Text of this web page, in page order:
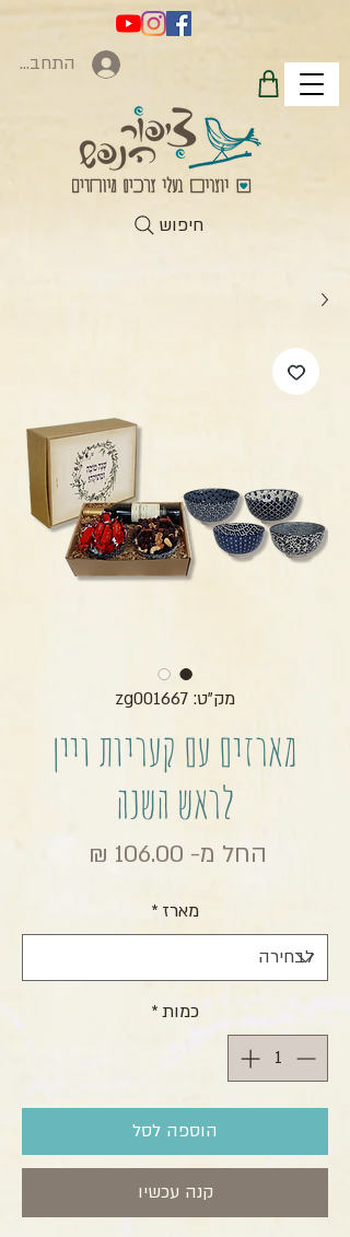
התחברות
חיפוש
מק"ט: zg001667
מארזים עם קעריות ויין
לראש השנה
החל מ- 106.00 ₪
מארז *
כמות*
הוספה לסל
קנה עכשיו